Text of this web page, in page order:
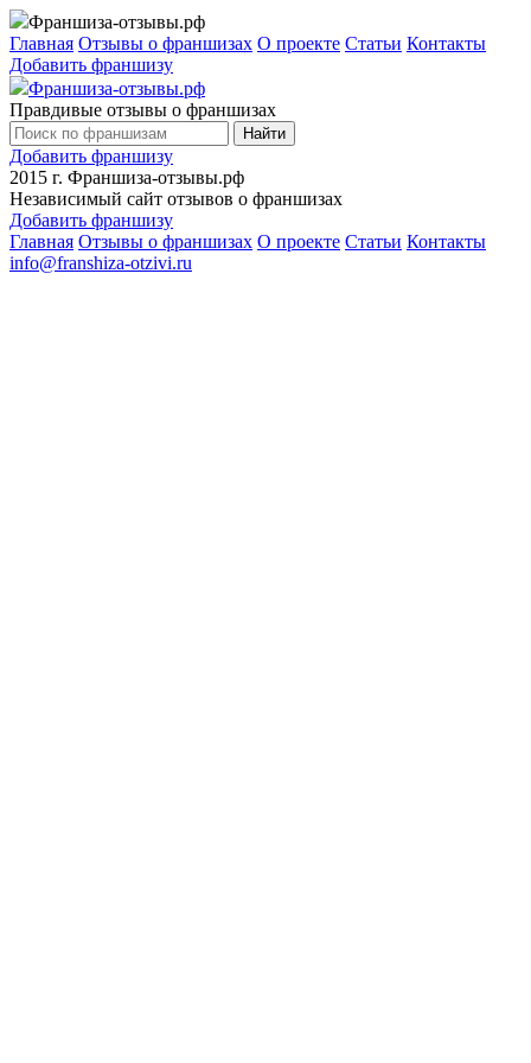
Франшиза-отзывы.рф
Главная Отзывы о франшизах О проекте Статьи Контакты
Добавить франшизу
Франшиза-отзывы.рф
Правдивые отзывы о франшизах
Найти
Добавить франшизу
2015 г. Франшиза-отзывы.рф
Независимый сайт отзывов о франшизах
Добавить франшизу
Главная Отзывы о франшизах О проекте Статьи Контакты
info@franshiza-otzivi.ru